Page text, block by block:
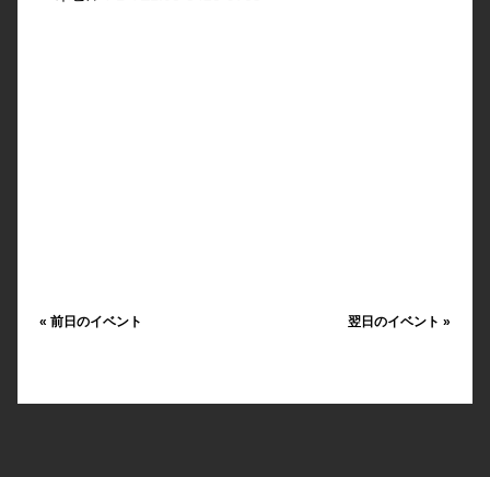
« 前日のイベント 翌日のイベント»